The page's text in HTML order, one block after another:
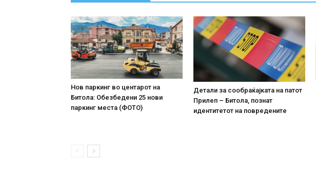
Нов паркинг во центарот на
Битола: Обезбедени 25 нови
паркинг места (ФОТО)
Детали за сообраќајката на патот
Прилеп – Битола, познат
идентитетот на повредените